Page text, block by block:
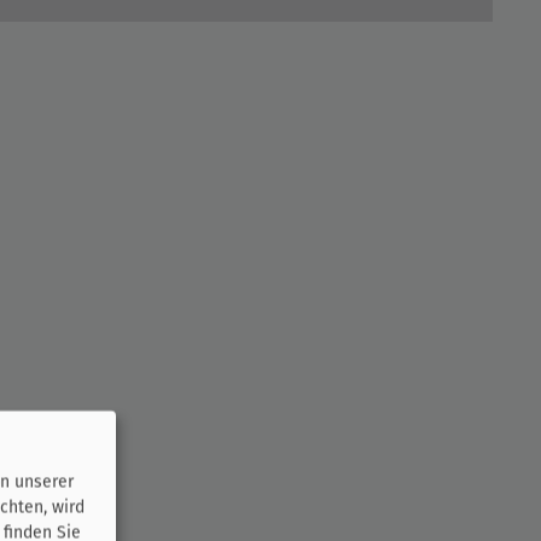
unserer
wird
Sie